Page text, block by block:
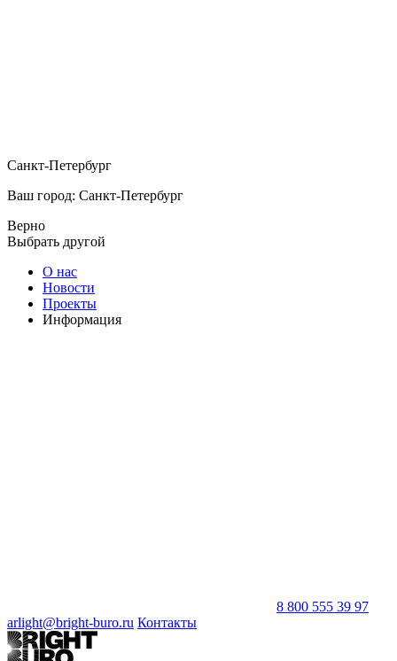
Санкт-Петербург
Ваш город: Санкт-Петербург
Верно
Выбрать другой
О нас
Новости
Проекты
Информация
8 800 555 39 97
arlight@bright-buro.ru Контакты